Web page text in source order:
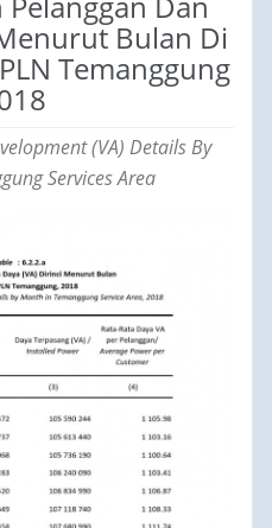
Bulan Di
Temanggung
(VA) Details By
Services Area